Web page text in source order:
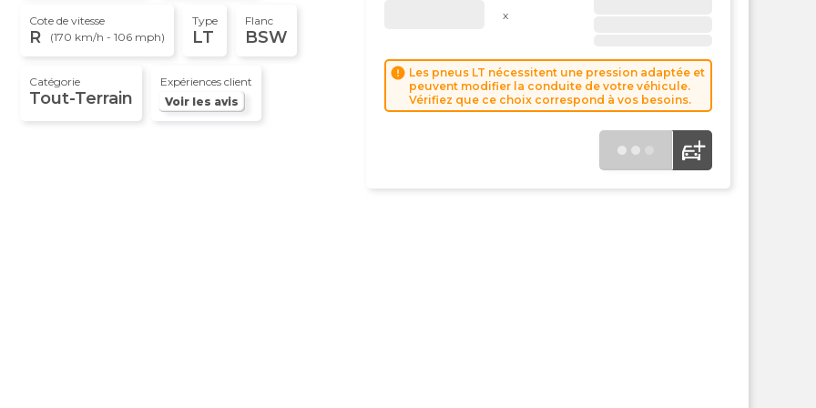
Cote de vitesse
R (170 km/h - 106 mph)
Type
LT
Flanc
BSW
Catégorie
Tout-Terrain
Expériences client
Voir les avis
x
error Les pneus LT nécessitent une pression adaptée et
peuvent modifier la conduite de votre véhicule.
Vérifiez que ce choix correspond à vos besoins.